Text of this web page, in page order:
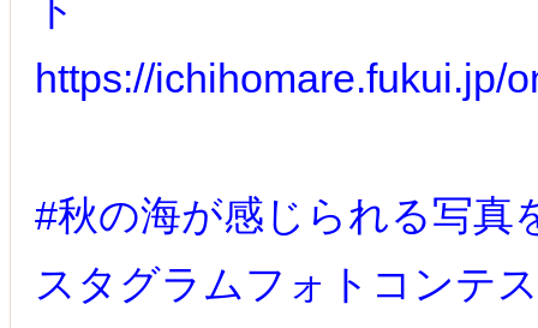
ト
https://ichihomare.fukui.jp/
#秋の海が感じられる写真
スタグラムフォトコンテ